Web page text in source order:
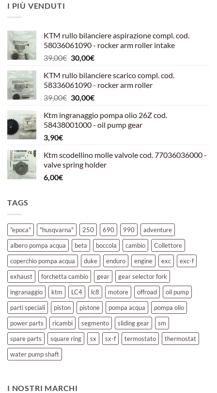
I PIÙ VENDUTI
KTM rullo bilanciere aspirazione compl. cod.
58036061090 - rocker arm roller intake
39,00€ Il
originale
era:
39,00€.
30,00€Il
attuale
è:
30,00€.
KTM rullo bilanciere scarico compl. cod.
58336061090 - rocker arm roller
39,00€ Il
originale
era:
30,00€Il
attuale
è:
Ktm ingranaggio pompa olio 26Z cod.
58438001000 - oil pump gear
3,90€
Ktm scodellino molle valvole cod. 77036036000 -
valve spring holder
6,00€
TAGS
"epoca" "husqvarna" 250 690 990
adventure
albero pompa acqua
beta boccola cambio
Collettore
coperchio pompa acqua
duke enduro engine exc
exc-f
exhaust
forchetta cambio gear
gear selector fork
ingranaggio
ktm LC4 lc8 motore offroad
oil pump
parti speciali
piston pistone pompa acqua
pompa olio
power parts
ricambi segmento sliding gear
sm
spare parts
square ring sx sx-f termostato
thermostat
water pump shaft
I NOSTRI MARCHI